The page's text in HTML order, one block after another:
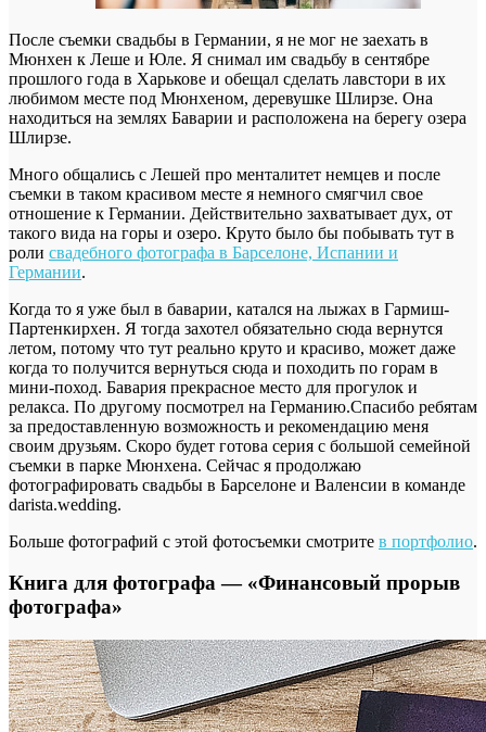
После съемки свадьбы в Германии, я не мог не заехать в
Мюнхен к Леше и Юле. Я снимал им свадьбу в сентябре
прошлого года в Харькове и обещал сделать лавстори в их
любимом месте под Мюнхеном, деревушке Шлирзе. Она
находиться на землях Баварии и расположена на берегу озера
Шлирзе.
Много общались с Лешей про менталитет немцев и после
съемки в таком красивом месте я немного смягчил свое
отношение к Германии. Действительно захватывает дух, от
такого вида на горы и озеро. Круто было бы побывать тут в
роли свадебного фотографа в Барселоне, Испании и
Германии.
Когда то я уже был в баварии, катался на лыжах в Гармиш-
Партенкирхен. Я тогда захотел обязательно сюда вернутся
летом, потому что тут реально круто и красиво, может даже
когда то получится вернуться сюда и походить по горам в
мини-поход. Бавария прекрасное место для прогулок и
релакса. По другому посмотрел на Германию.Спасибо ребятам
за предоставленную возможность и рекомендацию меня
своим друзьям. Скоро будет готова серия с большой семейной
съемки в парке Мюнхена. Сейчас я продолжаю
фотографировать свадьбы в Барселоне и Валенсии в команде
darista.wedding.
Больше фотографий с этой фотосъемки смотрите в портфолио.
Книга для фотографа — «Финансовый прорыв
фотографа»